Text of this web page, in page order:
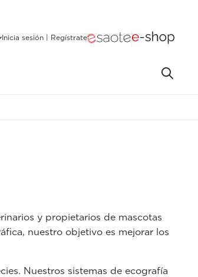
Inicia sesión | Regístrate
y propietarios de mascotas
nuestro objetivo es mejorar los
Nuestros sistemas de ecografía